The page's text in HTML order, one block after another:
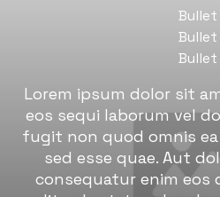
Bullet
Bullet
Bullet
Lorem ipsum dolor sit
eos sequi laborum vel
fugit non quod omnis
sed esse quae. Aut
consequatur enim eos